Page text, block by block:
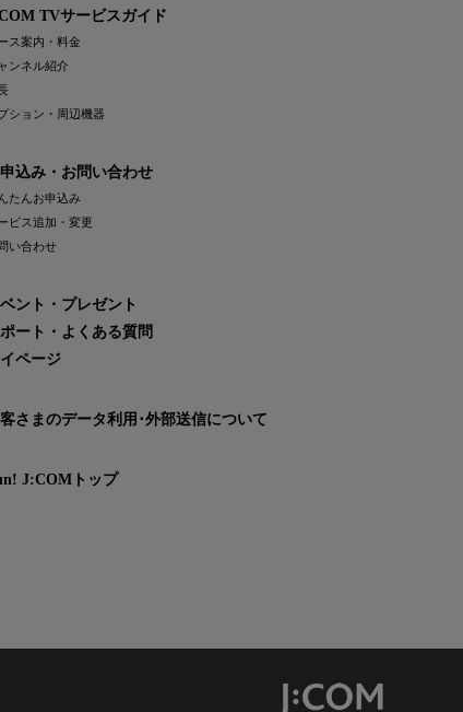
TVサービスガイド
ス案内・料金
ンネル紹介
ション・周辺機器
込み・お問い合わせ
たんお申込み
ビス追加・変更
い合わせ
ント・プレゼント
ート・よくある質問
ページ
さまのデータ利用･外部送信について
J:COMトップ